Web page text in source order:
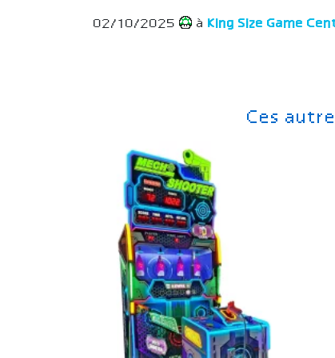
Ces
02/10/2025 à King Size Game